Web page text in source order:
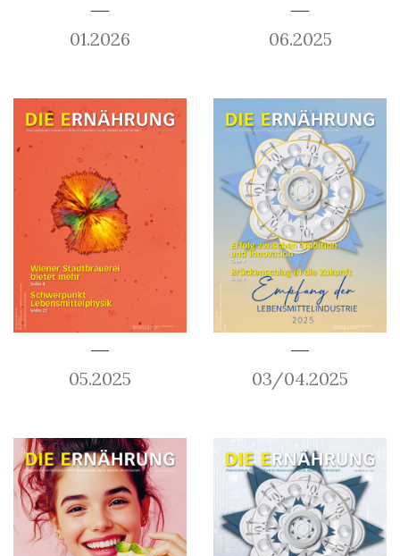
01.2026 06.2025
05.2025 03/04.2025